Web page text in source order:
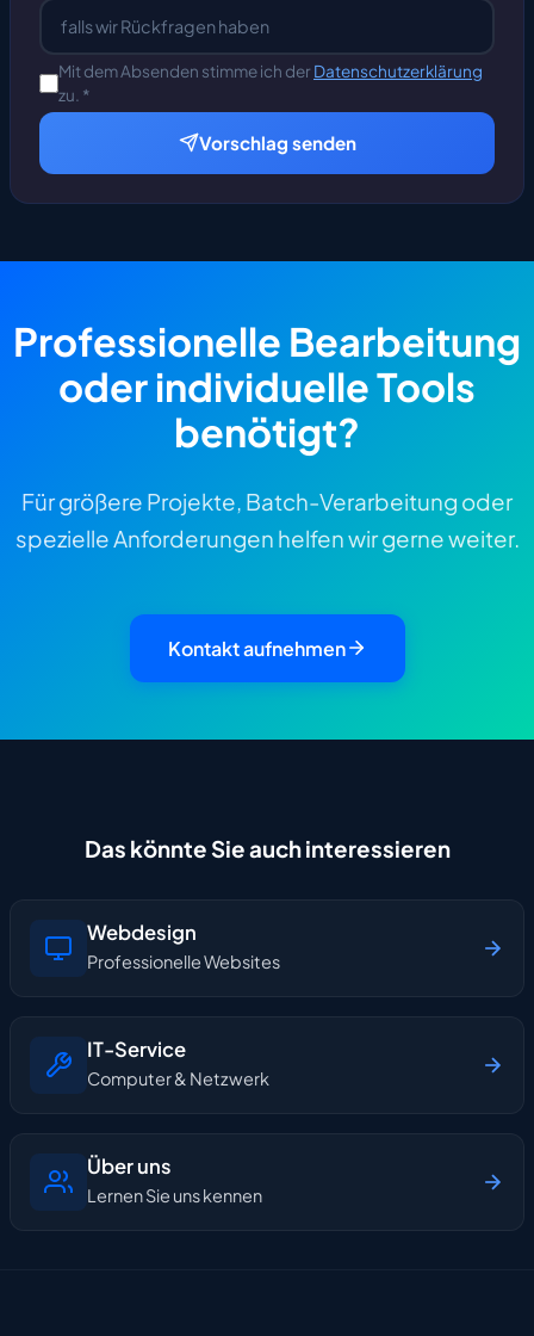
Mit dem Absenden stimme ich derDatenschutzerklärung
zu. *
Vorschlag senden
Professionelle Bearbeitung
oder individuelle Tools
benötigt?
Für größere Projekte, Batch-Verarbeitung oder
spezielle Anforderungen helfen wir gerne weiter.
Kontakt aufnehmen
Das könnte Sie auch interessieren
Webdesign
Professionelle Websites
IT-Service
Computer & Netzwerk
Über uns
Lernen Sie uns kennen